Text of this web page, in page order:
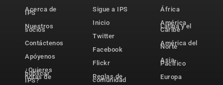
Acerca de
IPS
Nuestros
socios
Contáctenos
Apóyenos
¿Quieres
publicar
notas de
IPS?
Sigue a IPS
Inicio
Twitter
Facebook
Flickr
Reglas de
comunidad
África
América
Latina y el
Caribe
América del
Norte
Asia-
Pacífico
Europa